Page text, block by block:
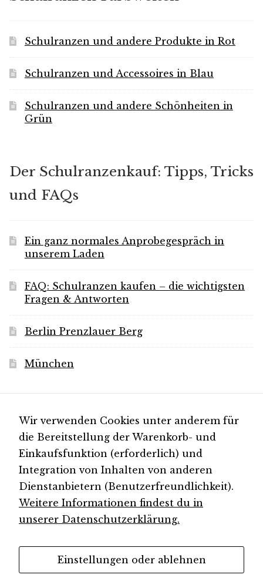
Schulranzen und andere Produkte in Rot
Schulranzen und Accessoires in Blau
Schulranzen und andere Schönheiten in
Grün
Der Schulranzenkauf: Tipps, Tricks
und FAQs
Ein ganz normales Anprobegespräch in
unserem Laden
FAQ: Schulranzen kaufen – die wichtigsten
Fragen & Antworten
Berlin Prenzlauer Berg
München
Für Neuigkeiten
Folgen Sie uns auf
Instagram
© kundschafter​® 2026
Wir verwenden Cookies unter anderem für
die Bereitstellung der Warenkorb- und
Einkaufsfunktion (erforderlich) und
Integration von Inhalten von anderen
Dienstanbietern (Benutzerfreundlichkeit).
Weitere Informationen findest du in
unserer Datenschutzerklärung.
Einstellungen oder ablehnen